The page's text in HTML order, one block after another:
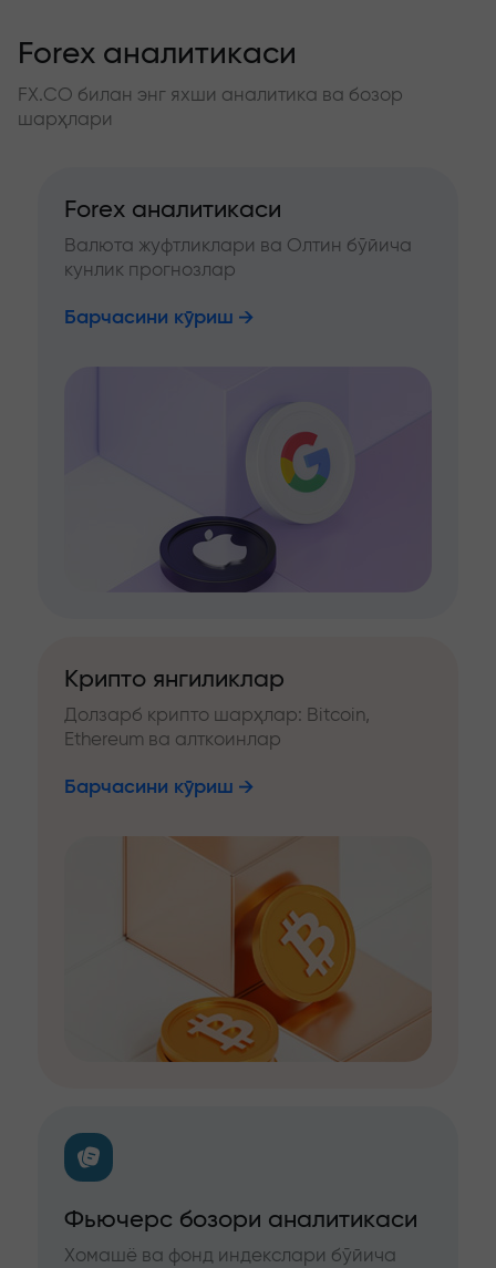
Forex аналитикаси
FX.CO билан энг яхши аналитика ва бозор
шарҳлари
Forex аналитикаси
Валюта жуфтликлари ва Олтин бўйича
кунлик прогнозлар
Барчасини кўриш
Крипто янгиликлар
Долзарб крипто шарҳлар: Bitcoin,
Ethereum ва алткоинлар
Барчасини кўриш
Фьючерс бозори аналитикаси
Хомашё ва фонд индекслари бўйича